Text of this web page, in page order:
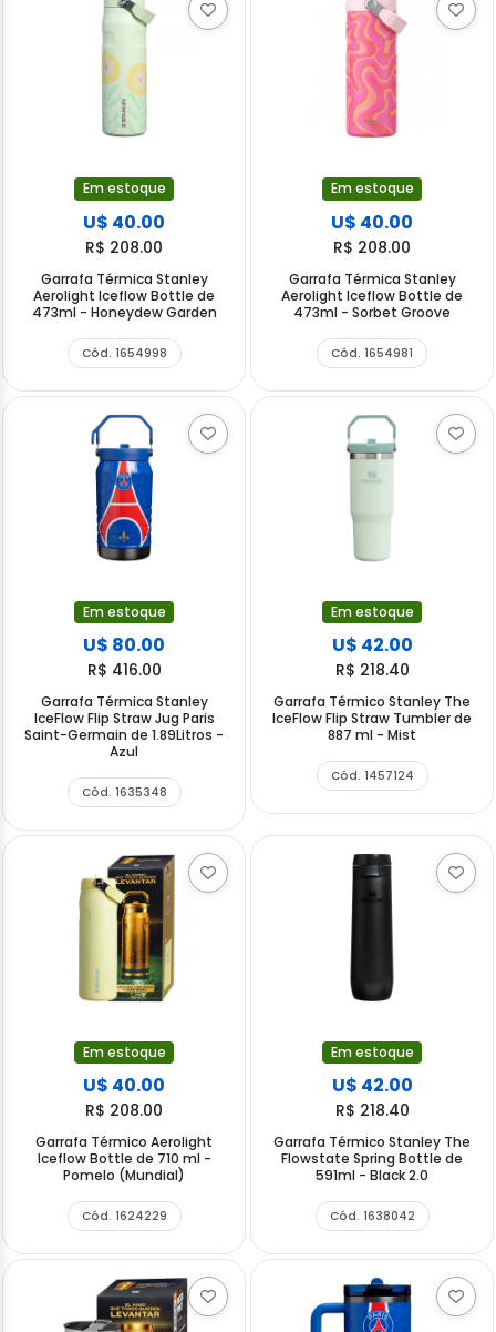
Em estoque
U$ 40.00
R$ 208.00
Garrafa Térmica Stanley
Aerolight Iceflow Bottle de
473ml - Honeydew Garden
Cód. 1654998
Em estoque
U$ 40.00
R$ 208.00
Garrafa Térmica Stanley
Aerolight Iceflow Bottle de
473ml - Sorbet Groove
Cód. 1654981
Em estoque
U$ 80.00
R$ 416.00
Garrafa Térmica Stanley
IceFlow Flip Straw Jug Paris
Saint-Germain de 1.89Litros -
Azul
Cód. 1635348
Em estoque
U$ 42.00
R$ 218.40
Garrafa Térmico Stanley The
IceFlow Flip Straw Tumbler de
887 ml - Mist
Cód. 1457124
Em estoque
U$ 40.00
R$ 208.00
Garrafa Térmico Aerolight
Iceflow Bottle de 710 ml -
Pomelo (Mundial)
Cód. 1624229
Em estoque
U$ 42.00
R$ 218.40
Garrafa Térmico Stanley The
Flowstate Spring Bottle de
591ml - Black 2.0
Cód. 1638042